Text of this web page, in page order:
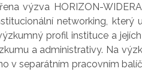
výzva HORIZON-
networking,
profil instituce a
a administrativy. Na
v separátním pracovním